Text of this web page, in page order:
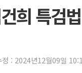
희 특검
정 : 2024년12월09일